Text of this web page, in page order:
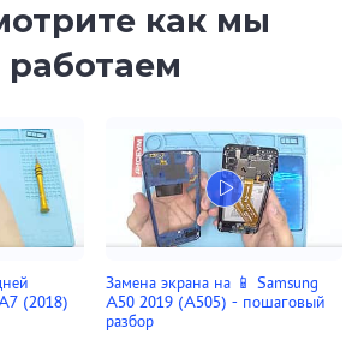
как мы
работаем
(2018)
Замена экрана на 📱 Samsung
A50 2019 (A505) - пошаговый
разбор